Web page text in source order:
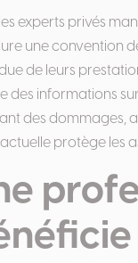
experts privés
une convention
de leurs
des informations
des dommages,
protège les